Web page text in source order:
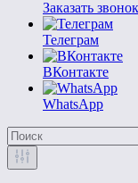
Заказать звонок
Телеграм
ВКонтакте
WhatsApp